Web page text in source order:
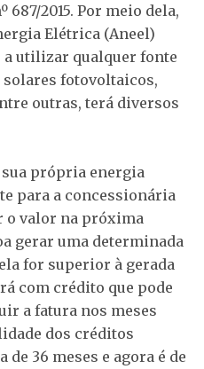
687/2015. Por meio dela,
Elétrica (Aneel)
a utilizar qualquer fonte
fotovoltaicos,
outras, terá diversos
própria energia
para a concessionária
o valor na próxima
gerar uma determinada
for superior à gerada
com crédito que pode
a fatura nos meses
dos créditos
de 36 meses e agora é de